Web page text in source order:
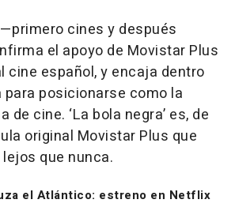
cines y después
el apoyo de Movistar Plus
cine español, y encaja dentro
posicionarse como la
cine. ‘La bola negra’ es, de
original Movistar Plus que
que nunca.
el Atlántico: estreno en Netflix